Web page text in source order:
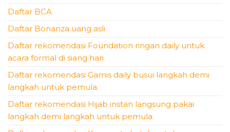
Daftar BCA
Daftar Bonanza uang asli
Daftar rekomendasi Foundation ringan daily untuk
acara formal di siang hari
Daftar rekomendasi Gamis daily busui langkah demi
langkah untuk pemula.
Daftar rekomendasi Hijab instan langsung pakai
langkah demi langkah untuk pemula.